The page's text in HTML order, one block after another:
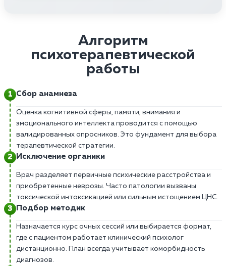
Алгоритм
психотерапевтической
работы
Сбор анамнеза
Оценка когнитивной сферы, памяти, внимания и
эмоционального интеллекта проводится с помощью
валидированных опросников. Это фундамент для выбора
терапевтической стратегии.
Исключение органики
Врач разделяет первичные психические расстройства и
приобретенные неврозы. Часто патологии вызваны
токсической интоксикацией или сильным истощением ЦНС.
Подбор методик
Назначается курс очных сессий или выбирается формат,
где с пациентом работает клинический психолог
дистанционно. План всегда учитывает коморбидность
диагнозов.